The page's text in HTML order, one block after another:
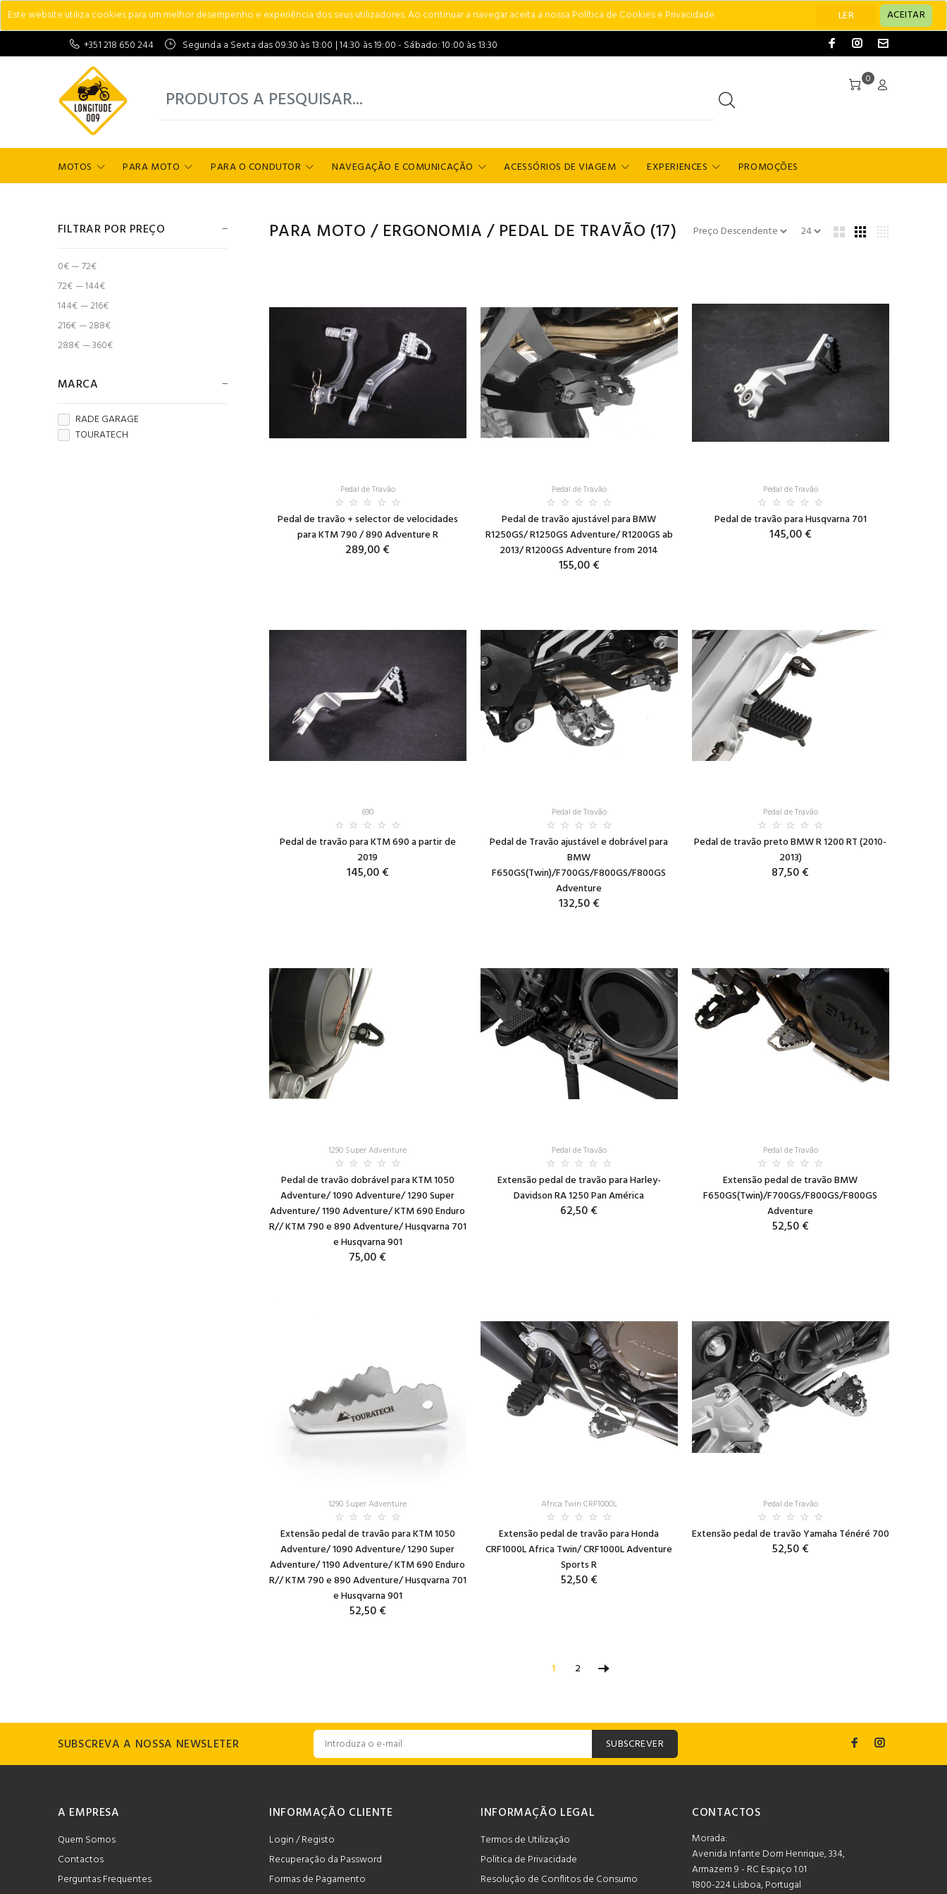
Este website utiliza cookies para um melhor desempenho e experiência dos seus utilizadores. Ao continuar a navegar aceita a nossa Política de Cookies e Privacidade. LER
ACEITAR
+351 218 650 244
Segunda a Sexta das 09:30 às 13:00 | 14:30 às 19:00 - Sábado: 10:00 às 13:30
0
MOTOS PARA MOTO PARA O CONDUTOR NAVEGAÇÃO E COMUNICAÇÃO ACESSÓRIOS DE VIAGEM EXPERIENCES PROMOÇÕES
FILTRAR POR PREÇO
0€ — 72€
72€ — 144€
144€ — 216€
216€ — 288€
288€ — 360€
MARCA
RADE GARAGE
TOURATECH
PARA MOTO / ERGONOMIA / PEDAL DE TRAVÃO (17)
Pedal de Travão
Pedal de travão + selector de velocidades
para KTM 790 / 890 Adventure R
289,00 €
Pedal de Travão
Pedal de travão ajustável para BMW
R1250GS/ R1250GS Adventure/ R1200GS ab
2013/ R1200GS Adventure from 2014
155,00 €
Pedal de Travão
Pedal de travão para Husqvarna 701
145,00 €
690
Pedal de travão para KTM 690 a partir de
2019
145,00 €
Pedal de Travão
Pedal de Travão ajustável e dobrável para
BMW
F650GS(Twin)/F700GS/F800GS/F800GS
Adventure
132,50 €
Pedal de Travão
Pedal de travão preto BMW R 1200 RT (2010-
2013)
87,50 €
1290 Super Adventure
Pedal de travão dobrável para KTM 1050
Adventure/ 1090 Adventure/ 1290 Super
Adventure/ 1190 Adventure/ KTM 690 Enduro
R// KTM 790 e 890 Adventure/ Husqvarna 701
e Husqvarna 901
75,00 €
Pedal de Travão
Extensão pedal de travão para Harley-
Davidson RA 1250 Pan América
62,50 €
Pedal de Travão
Extensão pedal de travão BMW
F650GS(Twin)/F700GS/F800GS/F800GS
Adventure
52,50 €
1290 Super Adventure
Extensão pedal de travão para KTM 1050
Adventure/ 1090 Adventure/ 1290 Super
Adventure/ 1190 Adventure/ KTM 690 Enduro
R// KTM 790 e 890 Adventure/ Husqvarna 701
e Husqvarna 901
52,50 €
Africa Twin CRF1000L
Extensão pedal de travão para Honda
CRF1000L Africa Twin/ CRF1000L Adventure
Sports R
52,50 €
Pedal de Travão
Extensão pedal de travão Yamaha Ténéré 700
52,50 €
1 2
SUBSCREVA A NOSSA NEWSLETER SUBSCREVER
A EMPRESA
Quem Somos
Contactos
Perguntas Frequentes
INFORMAÇÃO CLIENTE
Login / Registo
Recuperação da Password
Formas de Pagamento
INFORMAÇÃO LEGAL
Termos de Utilização
Politica de Privacidade
Resolução de Conflitos de Consumo
CONTACTOS
Morada:
Avenida Infante Dom Henrique, 334,
Armazem 9 - RC Espaço 1.01
1800-224 Lisboa, Portugal